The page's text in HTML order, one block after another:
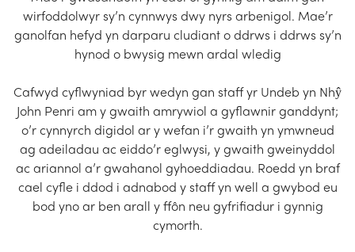
wirfoddolwyr sy’n cynnwys dwy nyrs arbenigol. Mae’r
ganolfan hefyd yn darparu cludiant o ddrws i ddrws sy’n
hynod o bwysig mewn ardal wledig
Cafwyd cyflwyniad byr wedyn gan staff yr Undeb yn Nhŷ
John Penri am y gwaith amrywiol a gyflawnir ganddynt;
o’r cynnyrch digidol ar y wefan i’r gwaith yn ymwneud
ag adeiladau ac eiddo’r eglwysi, y gwaith gweinyddol
ac ariannol a’r gwahanol gyhoeddiadau. Roedd yn braf
cael cyfle i ddod i adnabod y staff yn well a gwybod eu
bod yno ar ben arall y ffôn neu gyfrifiadur i gynnig
cymorth.